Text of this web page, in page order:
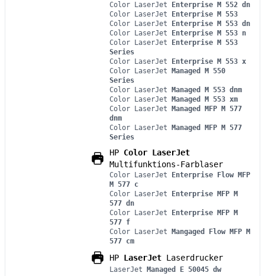
Color LaserJet Enterprise M 552 dn
Color LaserJet Enterprise M 553
Color LaserJet Enterprise M 553 dn
Color LaserJet Enterprise M 553 n
Color LaserJet Enterprise M 553
Series
Color LaserJet Enterprise M 553 x
Color LaserJet Managed M 550
Series
Color LaserJet Managed M 553 dnm
Color LaserJet Managed M 553 xm
Color LaserJet Managed MFP M 577
dnm
Color LaserJet Managed MFP M 577
Series
HP Color LaserJet
Multifunktions-Farblaser
Color LaserJet Enterprise Flow MFP
M 577 c
Color LaserJet Enterprise MFP M
577 dn
Color LaserJet Enterprise MFP M
577 f
Color LaserJet Mangaged Flow MFP M
577 cm
HP LaserJet Laserdrucker
LaserJet Managed E 50045 dw